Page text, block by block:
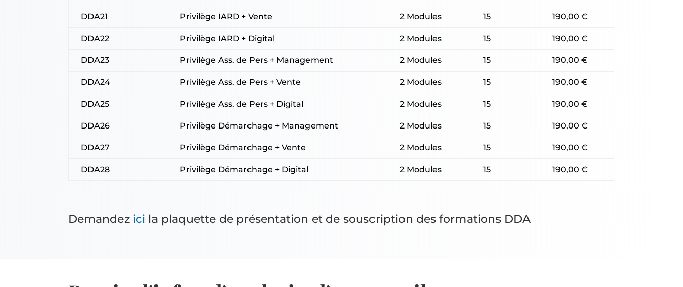
DDA21 Privilège IARD + Vente 2 Modules 15 190,00 €
DDA22 Privilège IARD + Digital 2 Modules 15 190,00 €
DDA23 Privilège Ass. de Pers + Management 2 Modules 15 190,00 €
DDA24 Privilège Ass. de Pers + Vente 2 Modules 15 190,00 €
DDA25 Privilège Ass. de Pers + Digital 2 Modules 15 190,00 €
DDA26 Privilège Démarchage + Management 2 Modules 15 190,00 €
DDA27 Privilège Démarchage + Vente 2 Modules 15 190,00 €
DDA28 Privilège Démarchage + Digital 2 Modules 15 190,00 €
Demandez ici la plaquette de présentation et de souscription des formations DDA